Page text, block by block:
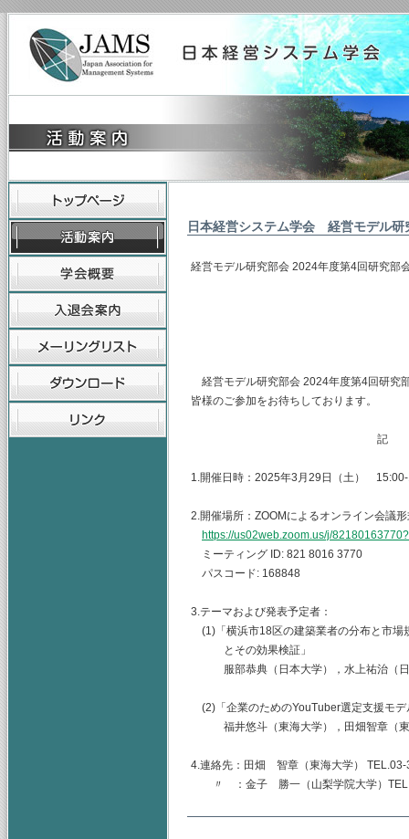
日本経営システム学会 経営モデル研
経営モデル研究部会 2024年度第4回研究部
経営モデル研究部会 2024年度第4回研究
皆様のご参加をお待ちしております。
記
1.開催日時：2025年3月29日（土）
2.開催場所：ZOOMによるオンライン会議
https://us02web.zoom.us/j/
ミーティング ID: 821 8016 3770
パスコード: 168848
3.テーマおよび発表予定者：
(1)「横浜市18区の建築業者の分布と市場
とその効果検証」
服部恭典（日本大学），水上祐治（日
(2)「企業のためのYouTuber選定支援モデ
福井悠斗（東海大学），田畑智章（東
4.連絡先：田畑 智章（東海大学）
〃 ：金子 勝一（山梨学院大学）